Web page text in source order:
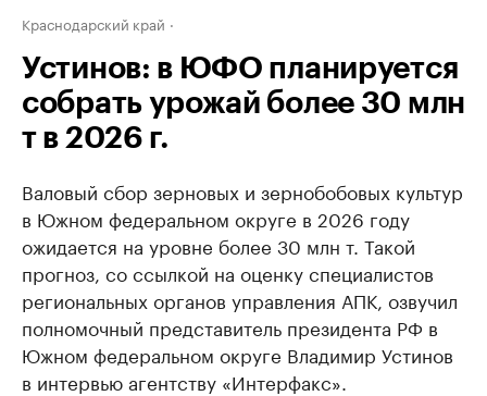
Краснодарский край
Устинов: в ЮФО планируется
собрать урожай более 30 млн
т в 2026 г.
Валовый сбор зерновых и зернобобовых культур
в Южном федеральном округе в 2026 году
ожидается на уровне более 30 млн т. Такой
прогноз, со ссылкой на оценку специалистов
региональных органов управления АПК, озвучил
полномочный представитель президента РФ в
Южном федеральном округе Владимир Устинов
в интервью агентству «Интерфакс».